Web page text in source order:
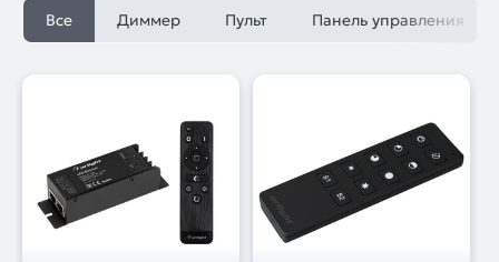
Все Диммер Пульт Панель управления